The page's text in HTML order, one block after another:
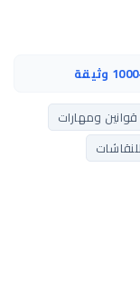
قوانين ومهارات
للنقاشات